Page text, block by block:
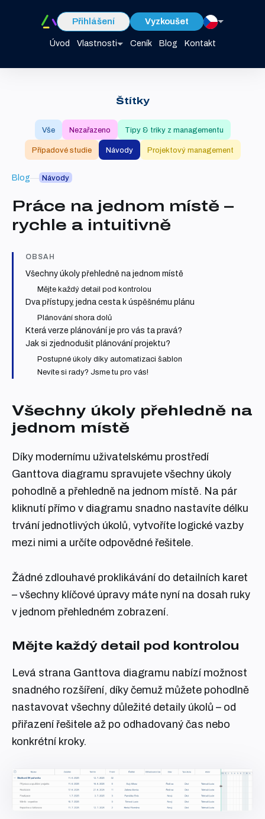
Úvod Vlastnosti Ceník Blog Kontakt
Přihlášení Vyzkoušet
Blog Návody
Práce na jednom místě –
rychle a intuitivně
OBSAH
Všechny úkoly přehledně na jednom místě
Mějte každý detail pod kontrolou
Dva přístupy, jedna cesta k úspěšnému plánu
Plánování shora dolů
Která verze plánování je pro vás ta pravá?
Jak si zjednodušit plánování projektu?
Postupné úkoly díky automatizaci šablon
Nevíte si rady? Jsme tu pro vás!
Všechny úkoly přehledně na
jednom místě
Díky modernímu uživatelskému prostředí
Ganttova diagramu spravujete všechny úkoly
pohodlně a přehledně na jednom místě. Na pár
kliknutí přímo v diagramu snadno nastavíte délku
trvání jednotlivých úkolů, vytvoříte logické vazby
mezi nimi a určíte odpovědné řešitele.
Žádné zdlouhavé proklikávání do detailních karet
– všechny klíčové úpravy máte nyní na dosah ruky
v jednom přehledném zobrazení.
Mějte každý detail pod kontrolou
Levá strana Ganttova diagramu nabízí možnost
snadného rozšíření, díky čemuž můžete pohodlně
nastavovat všechny důležité detaily úkolů – od
přiřazení řešitele až po odhadovaný čas nebo
konkrétní kroky.
Štítky
Vše Nezařazeno Tipy & triky z managementu
Případové studie Návody Projektový management